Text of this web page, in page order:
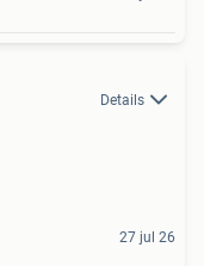
Details
27 jul 26